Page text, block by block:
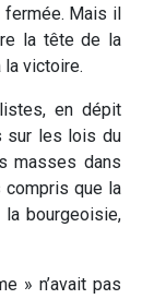
fermée. Mais il
la tête de la
la victoire.
en dépit
sur les lois du
masses dans
compris que la
bourgeoisie,
» n’avait pas